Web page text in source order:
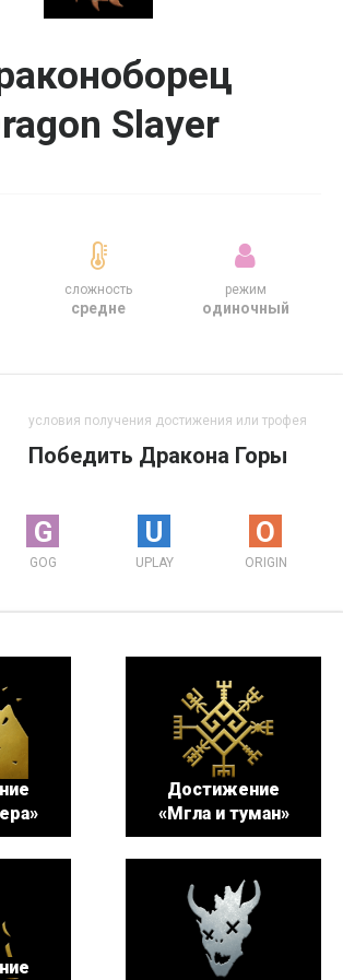
Slayer
сложность
средне
режим
одиночный
условия получения достижения или трофея
Победить Дракона Горы
G
GOG
U
UPLAY
O
ORIGIN
Достижение
«Мгла и туман»